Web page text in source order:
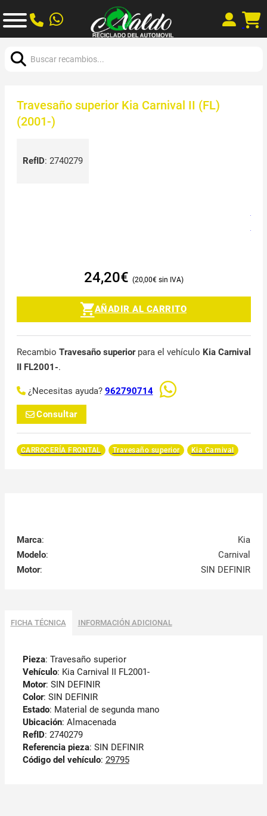
Travesaño superior Kia Carnival II (FL)
(2001-)
RefID: 2740279
24,20€ 20,00€
AÑADIR AL CARRITO
Recambio Travesaño superiorpara el vehículo Kia Carnival
II FL2001-.
¿Necesitas ayuda? 962790714
Consultar
CARROCERÍA FRONTAL Travesaño superior Kia Carnival
Marca:
Kia
Modelo:
Carnival
Motor: SIN DEFINIR
FICHA TÉCNICA INFORMACIÓN ADICIONAL
Pieza: Travesaño superior
Vehículo: Kia Carnival II FL2001-
Motor: SIN DEFINIR
Color: SIN DEFINIR
Estado: Material de segunda mano
Ubicación: Almacenada
RefID: 2740279
Referencia pieza: SIN DEFINIR
Código del vehículo: 29795